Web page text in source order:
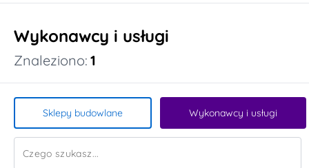
Wykonawcy i usługi
Znaleziono: 1
Sklepy budowlane Wykonawcy i usługi